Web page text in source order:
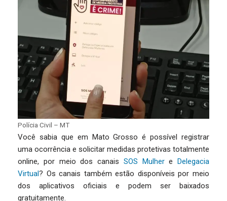
Polícia Civil – MT
Você sabia que em Mato Grosso é possível registrar
uma ocorrência e solicitar medidas protetivas totalmente
online, por meio dos canais SOS Mulhere Delegacia
Virtual? Os canais também estão disponíveis por meio
dos aplicativos oficiais e podem ser baixados
gratuitamente.